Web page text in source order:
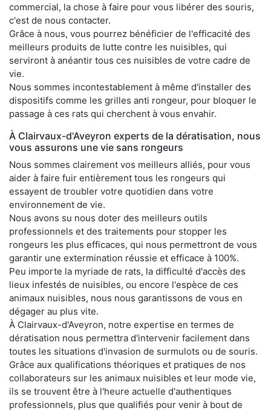
commercial, la chose à faire pour vous libérer des souris,
c'est de nous contacter.
Grâce à nous, vous pourrez bénéficier de l'efficacité des
meilleurs produits de lutte contre les nuisibles, qui
serviront à anéantir tous ces nuisibles de votre cadre de
vie.
Nous sommes incontestablement à même d'installer des
dispositifs comme les grilles anti rongeur, pour bloquer le
passage à ces rats qui cherchent à vous envahir.
À Clairvaux-d'Aveyron experts de la dératisation, nous
vous assurons une vie sans rongeurs
Nous sommes clairement vos meilleurs alliés, pour vous
aider à faire fuir entièrement tous les rongeurs qui
essayent de troubler votre quotidien dans votre
environnement de vie.
Nous avons su nous doter des meilleurs outils
professionnels et des traitements pour stopper les
rongeurs les plus efficaces, qui nous permettront de vous
garantir une extermination réussie et efficace à 100%.
Peu importe la myriade de rats, la difficulté d'accès des
lieux infestés de nuisibles, ou encore l'espèce de ces
animaux nuisibles, nous nous garantissons de vous en
dégager au plus vite.
À Clairvaux-d'Aveyron, notre expertise en termes de
dératisation nous permettra d'intervenir facilement dans
toutes les situations d'invasion de surmulots ou de souris.
Grâce aux qualifications théoriques et pratiques de nos
collaborateurs sur les animaux nuisibles et leur mode vie,
ils se trouvent être à l'heure actuelle d'authentiques
professionnels, plus que qualifiés pour venir à bout de